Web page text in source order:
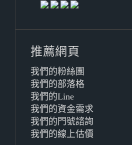
推薦網頁
我們的粉絲團
我們的部落格
我們的Line
我們的資金需求
我們的門號諮詢
我們的線上估價